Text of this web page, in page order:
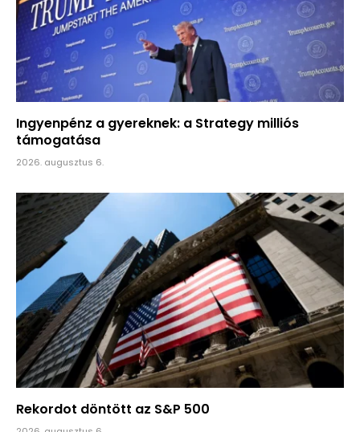
Ingyenpénz a gyereknek: a Strategy milliós
támogatása
2026. augusztus 6.
Rekordot döntött az S&P 500